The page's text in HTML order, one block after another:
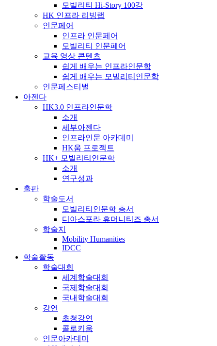
모빌리티 Hi-Story 100강
HK 인프라 리빙랩
인문페어
인프라 인문페어
모빌리티 인문페어
교육 영상 콘텐츠
쉽게 배우는 인프라인문학
쉽게 배우는 모빌리티인문학
인문페스티벌
아젠다
HK3.0 인프라인문학
소개
세부아젠다
인프라인문 아카데미
HK움 프로젝트
HK+ 모빌리티인문학
소개
연구성과
출판
학술도서
모빌리티인문학 총서
디아스포라 휴머니티즈 총서
학술지
Mobility Humanities
IDCC
학술활동
학술대회
세계학술대회
국제학술대회
국내학술대회
강연
초청강연
콜로키움
인문아카데미